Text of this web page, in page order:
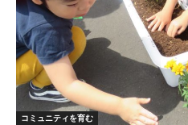
コミュニティを育む